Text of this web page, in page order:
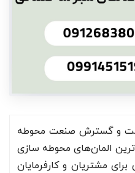
و گسترش صنعت محوطه
المان‌های محوطه سازی
برای مشتریان و کارفرمایان